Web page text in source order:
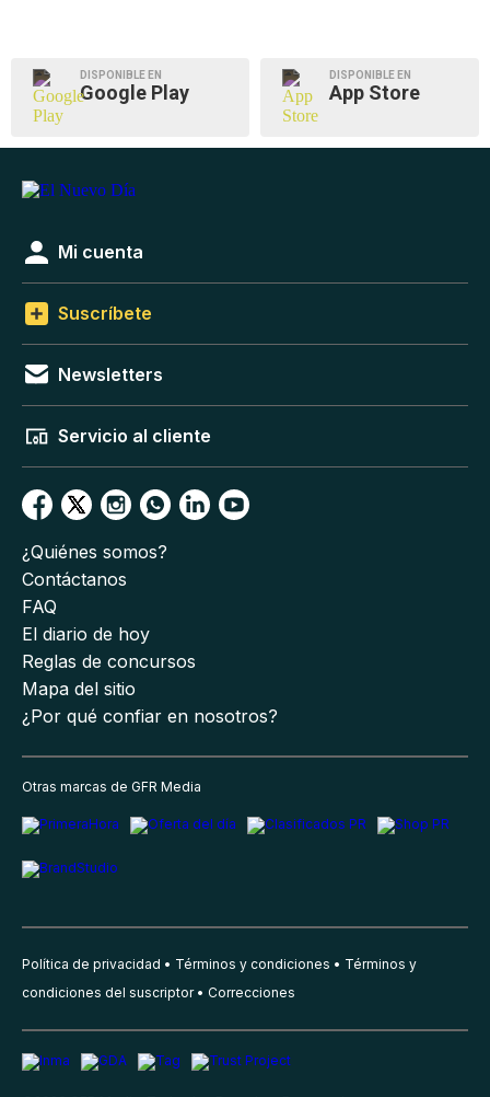
DISPONIBLE EN
Google Play
DISPONIBLE EN
App Store
Mi cuenta
Suscríbete
Newsletters
Servicio al cliente
¿Quiénes somos?
Contáctanos
FAQ
El diario de hoy
Reglas de concursos
Mapa del sitio
¿Por qué confiar en nosotros?
Otras marcas de GFR Media
Política de privacidad Términos y condiciones
Términos y
condiciones del suscriptor
Correcciones